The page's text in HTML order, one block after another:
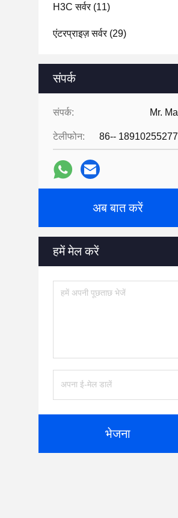
H3C सर्वर(11)
एंटरप्राइज़ सर्वर(29)
संपर्क
संपर्क: Mr. Ma
टेलीफोन: 86-- 18910255277
अब बात करें
हमें मेल करें
भेजना